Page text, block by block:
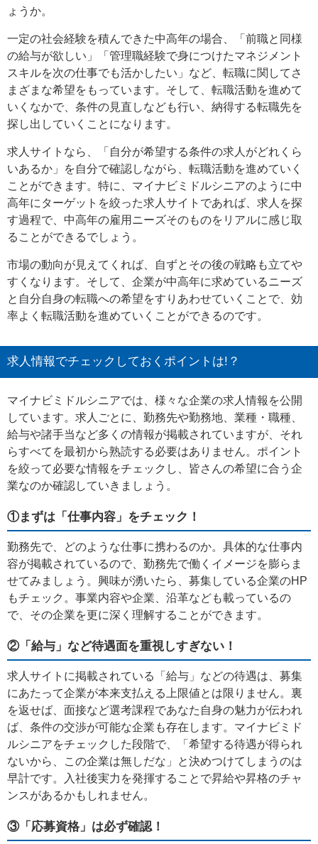
ょうか。
一定の社会経験を積んできた中高年の場合、「前職と同様
の給与が欲しい」「管理職経験で身につけたマネジメント
スキルを次の仕事でも活かしたい」など、転職に関してさ
まざまな希望をもっています。そして、転職活動を進めて
いくなかで、条件の見直しなども行い、納得する転職先を
探し出していくことになります。
求人サイトなら、「自分が希望する条件の求人がどれくら
いあるか」を自分で確認しながら、転職活動を進めていく
ことができます。特に、マイナビミドルシニアのように中
高年にターゲットを絞った求人サイトであれば、求人を探
す過程で、中高年の雇用ニーズそのものをリアルに感じ取
ることができるでしょう。
市場の動向が見えてくれば、自ずとその後の戦略も立てや
すくなります。そして、企業が中高年に求めているニーズ
と自分自身の転職への希望をすりあわせていくことで、効
率よく転職活動を進めていくことができるのです。
求人情報でチェックしておくポイントは!？
マイナビミドルシニアでは、様々な企業の求人情報を公開
しています。求人ごとに、勤務先や勤務地、業種・職種、
給与や諸手当など多くの情報が掲載されていますが、それ
らすべてを最初から熟読する必要はありません。ポイント
を絞って必要な情報をチェックし、皆さんの希望に合う企
業なのか確認していきましょう。
①まずは「仕事内容」をチェック！
勤務先で、どのような仕事に携わるのか。具体的な仕事内
容が掲載されているので、勤務先で働くイメージを膨らま
せてみましょう。興味が湧いたら、募集している企業のHP
もチェック。事業内容や企業、沿革なども載っているの
で、その企業を更に深く理解することができます。
②「給与」など待遇面を重視しすぎない！
求人サイトに掲載されている「給与」などの待遇は、募集
にあたって企業が本来支払える上限値とは限りません。裏
を返せば、面接など選考課程であなた自身の魅力が伝われ
ば、条件の交渉が可能な企業も存在します。マイナビミド
ルシニアをチェックした段階で、「希望する待遇が得られ
ないから、この企業は無しだな」と決めつけてしまうのは
早計です。入社後実力を発揮することで昇給や昇格のチャ
ンスがあるかもしれません。
③「応募資格」は必ず確認！